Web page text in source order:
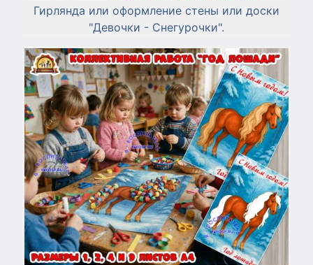
Гирлянда или оформление стены или доски
"Девочки - Снегурочки".